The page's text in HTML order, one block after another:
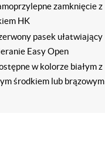
zamknięcie z
HK
pasek ułatwiający
Easy Open
w kolorze białym z
środkiem lub brązowym